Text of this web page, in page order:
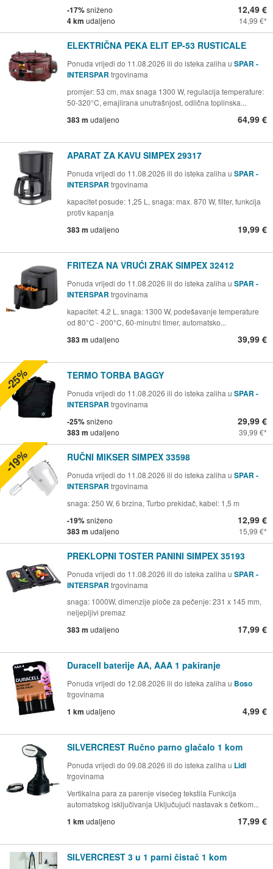
-17%sniženo
4 km udaljeno
12,49 €
14,99 €
ELEKTRIČNA PEKA ELIT EP-53 RUSTICALE
Ponuda vrijedi do 11.08.2026 ili do isteka zaliha u SPAR -
INTERSPAR trgovinama
promjer: 53 cm, max snaga 1300 W, regulacija temperature:
50-320°C, emajlirana unutrašnjost, odlična toplinska...
383 m udaljeno 64,99 €
APARAT ZA KAVU SIMPEX 29317
Ponuda vrijedi do 11.08.2026 ili do isteka zaliha u SPAR -
INTERSPAR trgovinama
kapacitet posude: 1,25 L, snaga: max. 870 W, filter, funkcija
protiv kapanja
383 m udaljeno 19,99 €
FRITEZA NA VRUĆI ZRAK SIMPEX 32412
Ponuda vrijedi do 11.08.2026 ili do isteka zaliha u SPAR -
INTERSPAR trgovinama
kapacitet: 4,2 L, snaga: 1300 W, podešavanje temperature
od 80°C - 200°C, 60-minutni timer, automatsko...
383 m udaljeno 39,99 €
TERMO TORBA BAGGY
Ponuda vrijedi do 11.08.2026 ili do isteka zaliha u SPAR -
INTERSPAR trgovinama
-25%sniženo
383 m udaljeno
29,99 €
39,99 €
-25%
RUČNI MIKSER SIMPEX 33598
Ponuda vrijedi do 11.08.2026 ili do isteka zaliha u SPAR -
INTERSPAR trgovinama
snaga: 250 W, 6 brzina, Turbo prekidač, kabel: 1,5 m
-19%sniženo
383 m udaljeno
12,99 €
15,99 €
-19%
PREKLOPNI TOSTER PANINI SIMPEX 35193
Ponuda vrijedi do 11.08.2026 ili do isteka zaliha u SPAR -
INTERSPAR trgovinama
snaga: 1000W, dimenzije ploče za pečenje: 231 x 145 mm,
neljepljivi premaz
383 m udaljeno 17,99 €
Duracell baterije AA, AAA 1 pakiranje
Ponuda vrijedi do 12.08.2026 ili do isteka zaliha u Boso
trgovinama
1 km udaljeno 4,99 €
SILVERCREST Ručno parno glačalo 1 kom
Ponuda vrijedi do 09.08.2026 ili do isteka zaliha u Lidl
trgovinama
Vertikalna para za parenje visećeg tekstila Funkcija
automatskog isključivanja Uključujući nastavak s četkom...
1 km udaljeno 17,99 €
SILVERCREST 3 u 1 parni čistač 1 kom